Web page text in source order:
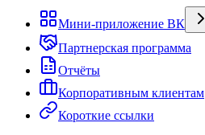
Мини-приложение ВК
Партнерская программа
Отчёты
Корпоративным клиентам
Короткие ссылки